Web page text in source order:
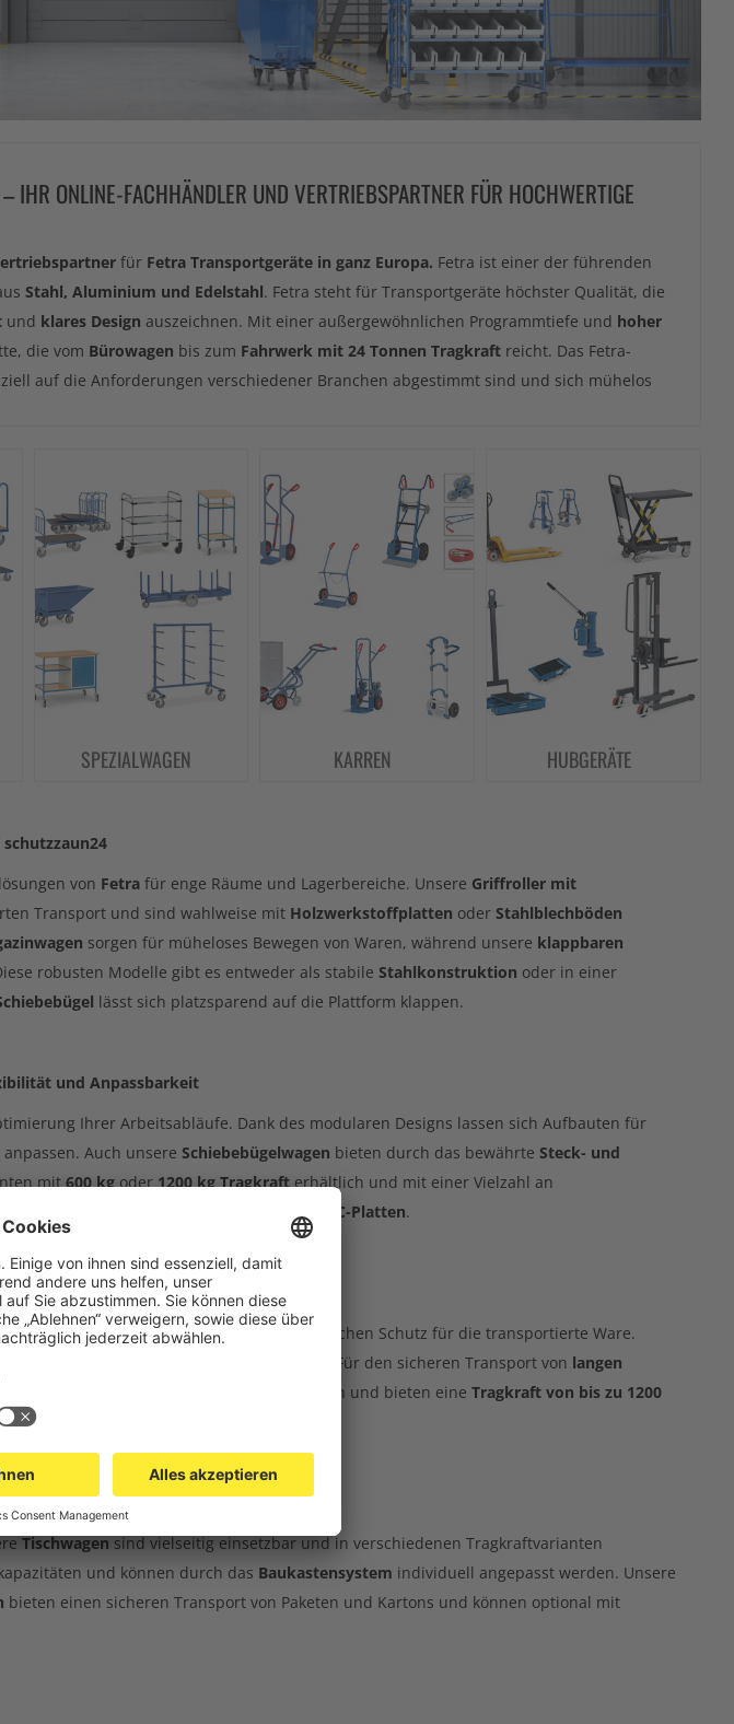
SPEZIALWAGEN KARREN HUBGERÄTE
IHR ONLINE-FACHHÄNDLER UND VERTRIEBSPARTNER FÜR HOCHWERTIGE
für Fetra Transportgeräte in ganz Europa. Fetra ist einer der führenden
Stahl, Aluminium und Edelstahl. Fetra steht für Transportgeräte höchster Qualität, die
und klares Design auszeichnen. Mit einer außergewöhnlichen Programmtiefe und hoher
die vom Bürowagen bis zum Fahrwerk mit 24 Tonnen Tragkraft reicht. Das Fetra-
auf die Anforderungen verschiedener Branchen abgestimmt sind und sich mühelos
von Fetra für enge Räume und Lagerbereiche. Unsere Griffroller mit
Transport und sind wahlweise mit Holzwerkstoffplatten oder Stahlblechböden
sorgen für müheloses Bewegen von Waren, während unsere klappbaren
robusten Modelle gibt es entweder als stabile Stahlkonstruktion oder in einer
lässt sich platzsparend auf die Plattform klappen.
und Anpassbarkeit
Ihrer Arbeitsabläufe. Dank des modularen Designs lassen sich Aufbauten für
Auch unsere Schiebebügelwagen bieten durch das bewährte Steck- und
mit 600 kg oder 1200 kg Tragkraft erhältlich und mit einer Vielzahl an
Hart-PVC-Platten.
Sicherer Transport von sperrigen Gütern
stabile Stirn- und Seitenwände zusätzlichen Schutz für die transportierte Ware.
selbst bei plötzlichen Bewegungen. Für den sicheren Transport von langen
Diese Wagen lassen sich flexibel anpassen und bieten eine Tragkraft von bis zu 1200
Lösungen für Lager und Betrieb
Tischwagensind vielseitig einsetzbar und in verschiedenen Tragkraftvarianten
und können durch das Baukastensystem individuell angepasst werden. Unsere
bieten einen sicheren Transport von Paketen und Kartons und können optional mit